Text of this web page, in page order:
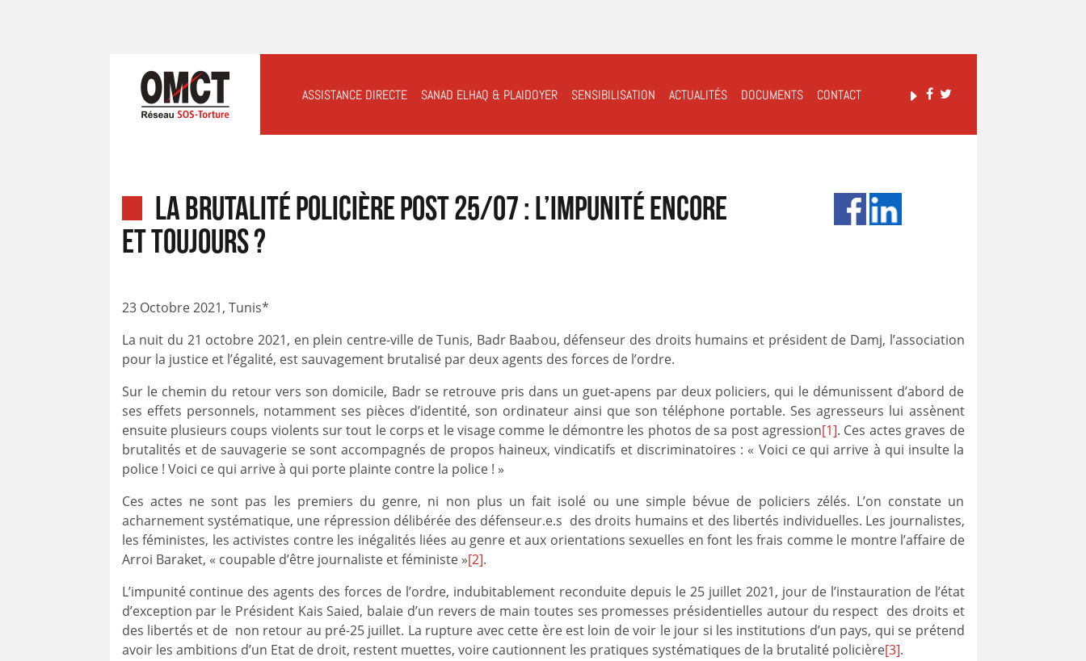
ASSISTANCE DIRECTE SANAD ELHAQ & PLAIDOYER SENSIBILISATION ACTUALITÉS DOCUMENTS CONTACT
La brutalité policière post 25/07 : l’impunité encore
et toujours ?
23 Octobre 2021, Tunis*
La nuit du 21 octobre 2021, en plein centre-ville de Tunis, Badr Baabou, défenseur des droits humains et président de Damj, l’association
pour la justice et l’égalité, est sauvagement brutalisé par deux agents des forces de l’ordre.
Sur le chemin du retour vers son domicile, Badr se retrouve pris dans un guet-apens par deux policiers, qui le démunissent d’abord de
ses effets personnels, notamment ses pièces d’identité, son ordinateur ainsi que son téléphone portable. Ses agresseurs lui assènent
ensuite plusieurs coups violents sur tout le corps et le visage comme le démontre les photos de sa post agression[1]. Ces actes graves de
brutalités et de sauvagerie se sont accompagnés de propos haineux, vindicatifs et discriminatoires : « Voici ce qui arrive à qui insulte la
police ! Voici ce qui arrive à qui porte plainte contre la police ! »
Ces actes ne sont pas les premiers du genre, ni non plus un fait isolé ou une simple bévue de policiers zélés. L’on constate un
acharnement systématique, une répression délibérée des défenseur.e.s des droits humains et des libertés individuelles. Les journalistes,
les féministes, les activistes contre les inégalités liées au genre et aux orientations sexuelles en font les frais comme le montre l’affaire de
Arroi Baraket, « coupable d’être journaliste et féministe »[2].
L’impunité continue des agents des forces de l’ordre, indubitablement reconduite depuis le 25 juillet 2021, jour de l’instauration de l’état
d’exception par le Président Kais Saied, balaie d’un revers de main toutes ses promesses présidentielles autour du respect des droits et
des libertés et de non retour au pré-25 juillet. La rupture avec cette ère est loin de voir le jour si les institutions d’un pays, qui se prétend
avoir les ambitions d’un Etat de droit, restent muettes, voire cautionnent les pratiques systématiques de la brutalité policière[3].